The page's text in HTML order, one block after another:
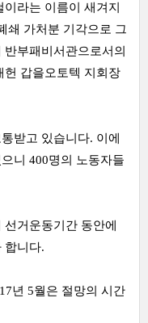
라는 이름이 새겨지
쇄 가처분 기각으로 그
부패비서관으로서의
헌 갑을오토텍 지회장
받고 있습니다. 이에
니 400명의 노동자들
거운동기간 동안에
합니다.
년 5월은 절망의 시간